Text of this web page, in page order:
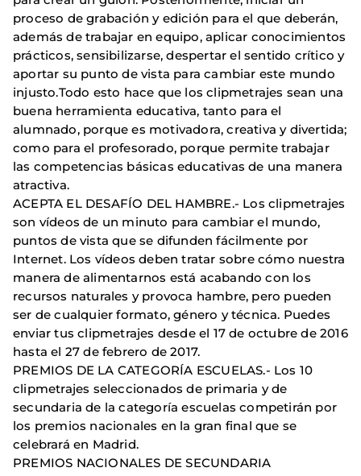
proceso de grabación y edición para el que deberán,
además de trabajar en equipo, aplicar conocimientos
prácticos, sensibilizarse, despertar el sentido crítico y
aportar su punto de vista para cambiar este mundo
injusto.Todo esto hace que los clipmetrajes sean una
buena herramienta educativa, tanto para el
alumnado, porque es motivadora, creativa y divertida;
como para el profesorado, porque permite trabajar
las competencias básicas educativas de una manera
atractiva.
ACEPTA EL DESAFÍO DEL HAMBRE.- Los clipmetrajes
son vídeos de un minuto para cambiar el mundo,
puntos de vista que se difunden fácilmente por
Internet. Los vídeos deben tratar sobre cómo nuestra
manera de alimentarnos está acabando con los
recursos naturales y provoca hambre, pero pueden
ser de cualquier formato, género y técnica. Puedes
enviar tus clipmetrajes desde el 17 de octubre de 2016
hasta el 27 de febrero de 2017.
PREMIOS DE LA CATEGORÍA ESCUELAS.- Los 10
clipmetrajes seleccionados de primaria y de
secundaria de la categoría escuelas competirán por
los premios nacionales en la gran final que se
celebrará en Madrid.
PREMIOS NACIONALES DE SECUNDARIA